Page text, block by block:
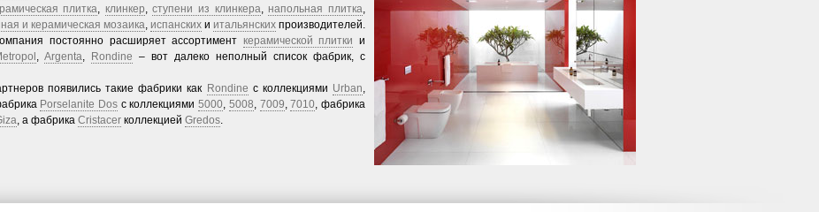
плитка, клинкер,ступени из клинкера, напольная плитка,
и керамическая мозаика, испанских и итальянских производителей.
постоянно расширяет ассортимент керамической плитки и
, Argenta, Rondine – вот далеко неполный список фабрик, с
появились такие фабрики как Rondine с коллекциями Urban,
Porselanite Dos с коллекциями5000, 5008, 7009,7010, фабрика
, а фабрика Cristacer коллекцией Gredos.